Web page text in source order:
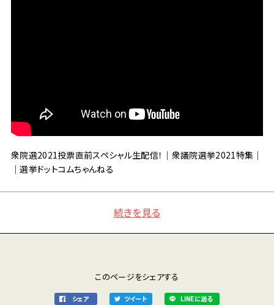
衆院選2021投票直前スペシャル生配信！｜衆議院選挙2021特集｜
｜選挙ドットコムちゃんねる
続きを見る
このページをシェアする
シェア ツイート LINEに送る